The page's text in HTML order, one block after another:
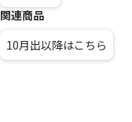
関連商品
10月出以降はこちら